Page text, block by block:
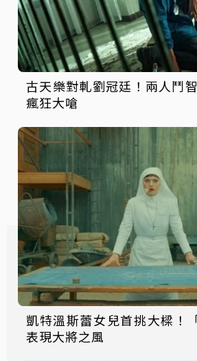
古天樂對軋劉冠廷！兩人鬥
瘋狂大嗆
凱特溫斯蕾女兒首挑大樑！
表現大將之風